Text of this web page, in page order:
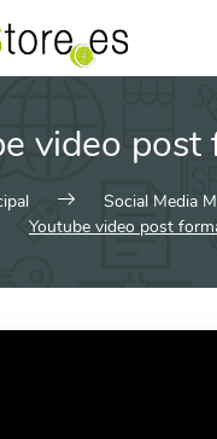
video
Social Media
Youtube video post